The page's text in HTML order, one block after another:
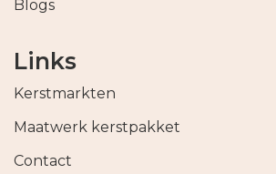
Blogs
Links
Kerstmarkten
Maatwerk kerstpakket
Contact